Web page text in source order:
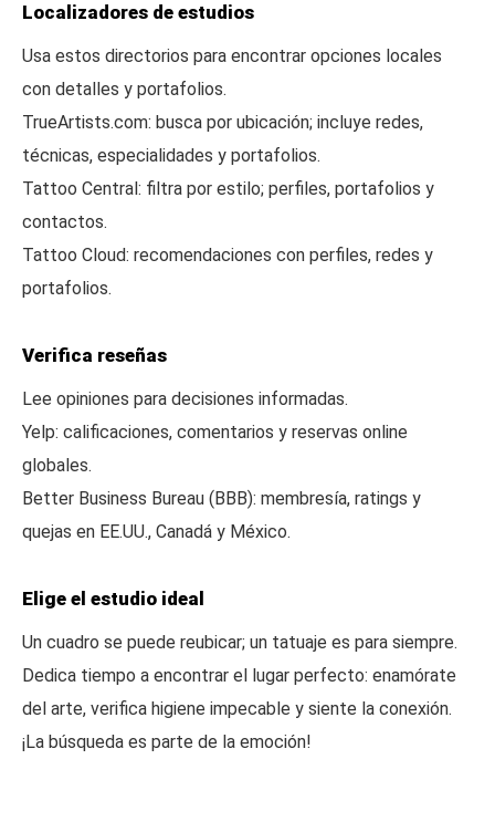
Localizadores de estudios
Usa estos directorios para encontrar opciones locales
con detalles y portafolios.
TrueArtists.com: busca por ubicación; incluye redes,
técnicas, especialidades y portafolios.
Tattoo Central: filtra por estilo; perfiles, portafolios y
contactos.
Tattoo Cloud: recomendaciones con perfiles, redes y
portafolios.
Verifica reseñas
Lee opiniones para decisiones informadas.
Yelp: calificaciones, comentarios y reservas online
globales.
Better Business Bureau (BBB): membresía, ratings y
quejas en EE.UU., Canadá y México.
Elige el estudio ideal
Un cuadro se puede reubicar; un tatuaje es para siempre.
Dedica tiempo a encontrar el lugar perfecto: enamórate
del arte, verifica higiene impecable y siente la conexión.
¡La búsqueda es parte de la emoción!